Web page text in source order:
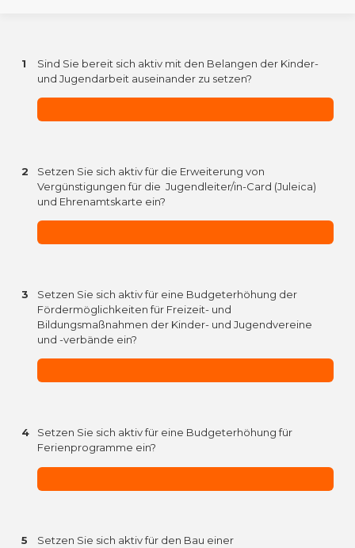
1
Sind Sie bereit sich aktiv mit den Belangen der Kinder-
und Jugendarbeit auseinander zu setzen?
2
Setzen Sie sich aktiv für die Erweiterung von
Vergünstigungen für die Jugendleiter/in-Card (Juleica)
und Ehrenamtskarte ein?
3
Setzen Sie sich aktiv für eine Budgeterhöhung der
Fördermöglichkeiten für Freizeit- und
Bildungsmaßnahmen der Kinder- und Jugendvereine
und -verbände ein?
4
Setzen Sie sich aktiv für eine Budgeterhöhung für
Ferienprogramme ein?
5
Setzen Sie sich aktiv für den Bau einer